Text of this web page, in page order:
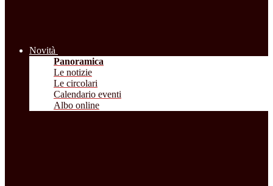
Novità
Panoramica
Le notizie
Le circolari
Calendario eventi
Albo online